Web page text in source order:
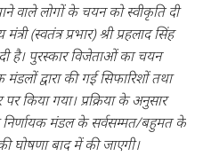
वाले लोगों के चयन को स्‍वीकृति दी
(स्‍वतंत्र प्रभार) श्री प्रहलाद सिंह
है। पुरस्‍कार विजेताओं का चयन
द्वारा की गई सिफारिशों तथा
पर किया गया। प्रक्रिया के अनुसार
निर्णायक मंडल के सर्वसम्‍मत/बहुमत के
घोषणा बाद में की जाएगी।